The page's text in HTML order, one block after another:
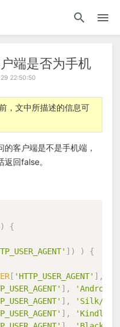
代码
端是否为手机
22:50:50
，文中所描述的信息可
客户端是不是手机端，
回false。
)
{
] ) )
{
[ 'HTTP_USER_AGENT' ] ,
] , 'Android'
] , 'Silk/'
] , 'Kindle'